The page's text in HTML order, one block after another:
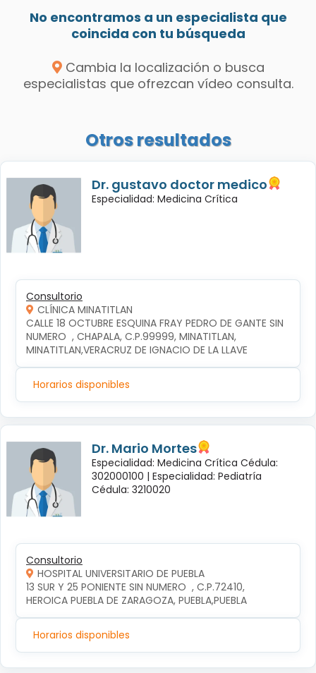
No encontramos a un especialista que
coincida con tu búsqueda
Cambia la localización o busca
especialistas que ofrezcan vídeo consulta.
Otros resultados
Dr. gustavo doctor medico
Especialidad: Medicina Crítica
Consultorio
CLÍNICA MINATITLAN
CALLE 18 OCTUBRE ESQUINA FRAY PEDRO DE GANTE SIN
NUMERO  , CHAPALA, C.P.99999, MINATITLAN,
MINATITLAN,VERACRUZ DE IGNACIO DE LA LLAVE
Horarios disponibles
Dr. Mario Mortes
Especialidad: Medicina Crítica Cédula:
302000100 | Especialidad: Pediatría
Cédula: 3210020
Consultorio
HOSPITAL UNIVERSITARIO DE PUEBLA
13 SUR Y 25 PONIENTE SIN NUMERO  , C.P.72410,
HEROICA PUEBLA DE ZARAGOZA, PUEBLA,PUEBLA
Horarios disponibles